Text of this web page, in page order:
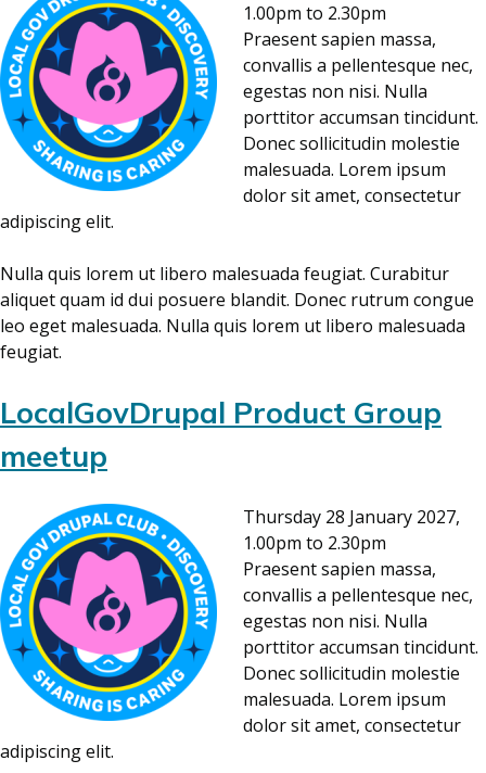
1.00pm to 2.30pm
Praesent sapien massa,
convallis a pellentesque nec,
egestas non nisi. Nulla
porttitor accumsan tincidunt.
Donec sollicitudin molestie
malesuada. Lorem ipsum
dolor sit amet, consectetur
adipiscing elit.
Nulla quis lorem ut libero malesuada feugiat. Curabitur
aliquet quam id dui posuere blandit. Donec rutrum congue
leo eget malesuada. Nulla quis lorem ut libero malesuada
feugiat.
LocalGovDrupal Product Group
meetup
Thursday 28 January 2027,
1.00pm to 2.30pm
Praesent sapien massa,
convallis a pellentesque nec,
egestas non nisi. Nulla
porttitor accumsan tincidunt.
Donec sollicitudin molestie
malesuada. Lorem ipsum
dolor sit amet, consectetur
adipiscing elit.